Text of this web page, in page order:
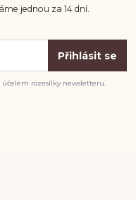
jednou za 14 dní.
Přihlásit se
účelem rozesílky newsletteru.